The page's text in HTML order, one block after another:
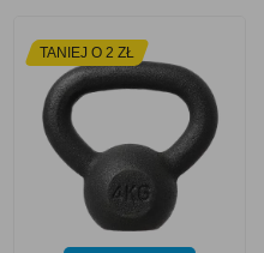
TANIEJ O 2 ZŁ